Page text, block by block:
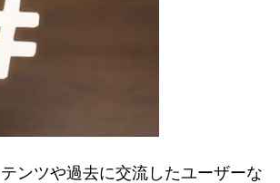
ンツや過去に交流したユーザーな